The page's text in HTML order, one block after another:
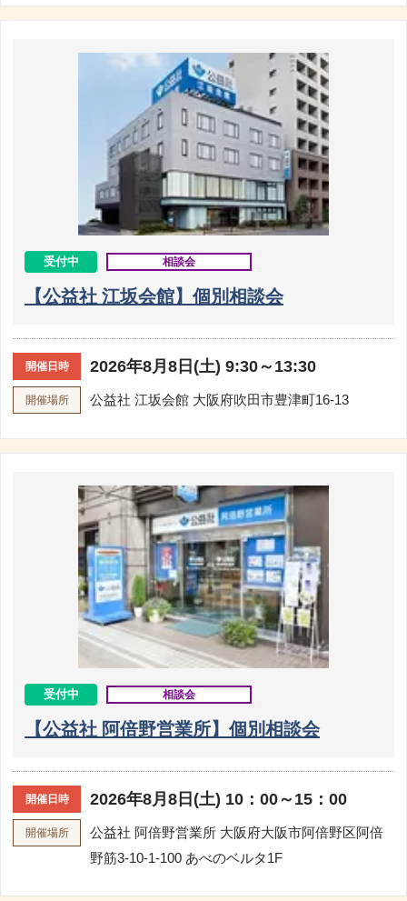
受付中 相談会
【公益社 江坂会館】個別相談会
開催日時 2026年8月8日(土) 9:30～13:30
開催場所 公益社 江坂会館 大阪府吹田市豊津町16-13
受付中 相談会
【公益社 阿倍野営業所】個別相談会
開催日時 2026年8月8日(土) 10：00～15：00
開催場所 公益社 阿倍野営業所 大阪府大阪市阿倍野区阿倍
野筋3-10-1-100 あべのベルタ1F